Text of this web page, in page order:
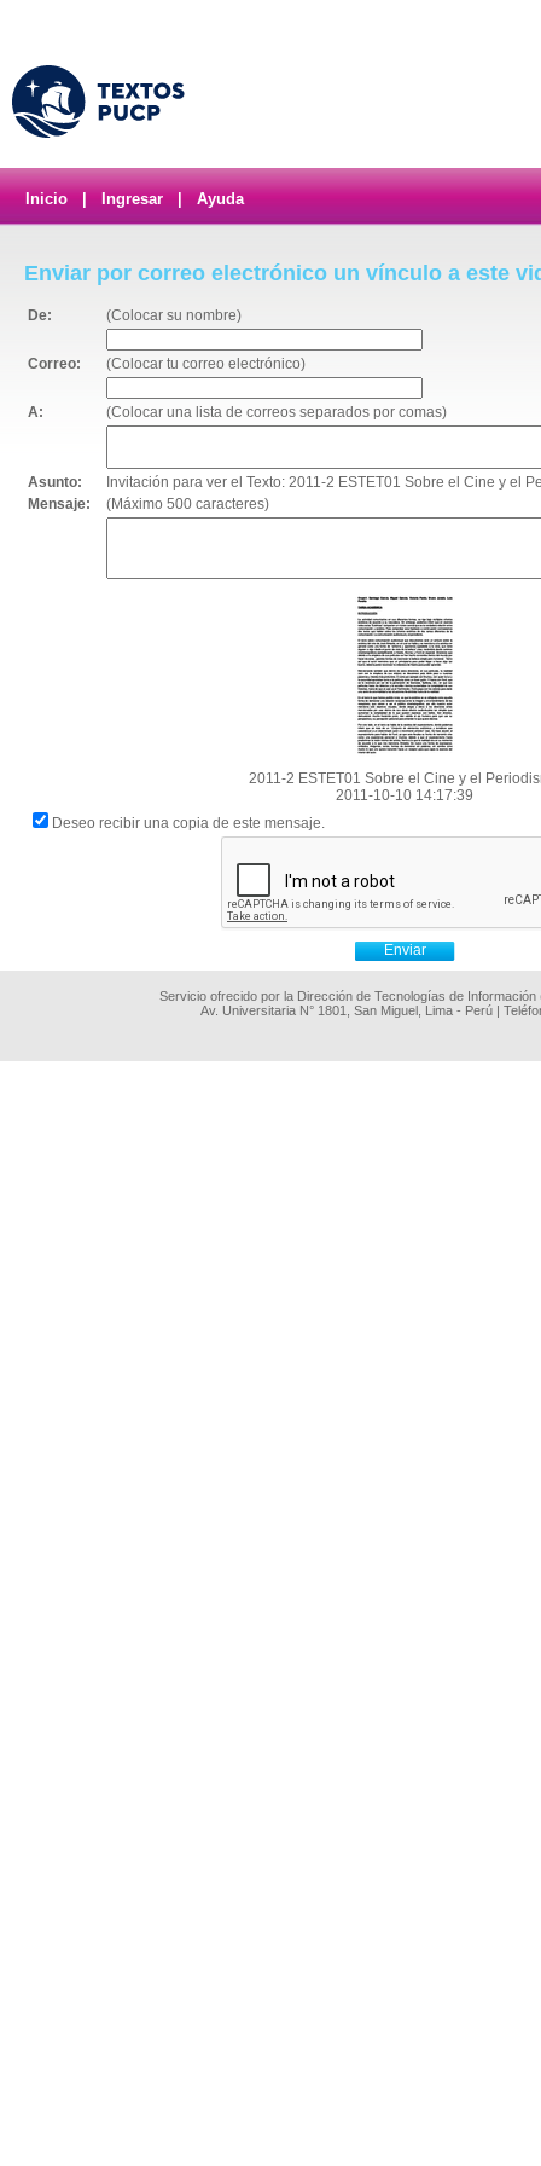
Inicio Ingresar Ayuda
Enviar por correo electrónico un vínculo a este
De: (Colocar su nombre)
Correo: (Colocar tu correo electrónico)
A: (Colocar una lista de correos separados por comas)
Asunto:
Invitación para ver el Texto: 2011-2 ESTET01 Sobre el Cine y el
Mensaje:
(Máximo 500 caracteres)
2011-2 ESTET01 Sobre el Cine y el
2011-10-10 14:17:39
Deseo recibir una copia de este mensaje.
Servicio ofrecido por la Dirección de Tecnologías de
Av. Universitaria N° 1801, San Miguel, Lima - Perú |